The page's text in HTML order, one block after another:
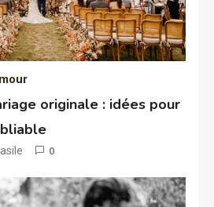
originale : idées pour
0